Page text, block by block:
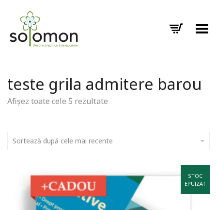
Toggle Menu
teste grila admitere barou
Afișez toate cele 5 rezultate
Sortează după cele mai recente
STOC
EPUIZAT